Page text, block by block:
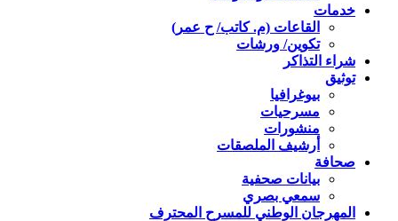
خدمات
القاعات (م. كاتب/ ح عمر)
تكوين/ ورشات
شراء التذاكر
توثيق
بيوغرافيا
مسرحيات
منشورات
أرشيف الملصقات
صحافة
بيانات صحفية
سمعي بصري
المهرجان الوطني للمسرح المحترف